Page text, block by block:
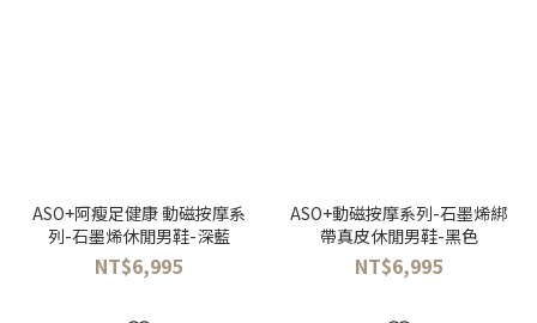
ASO+阿瘦足健康 動磁按摩系
列-石墨烯休閒男鞋-深藍
NT$6,995
ASO+動磁按摩系列-石墨烯綁
帶真皮休閒男鞋-黑色
NT$6,995